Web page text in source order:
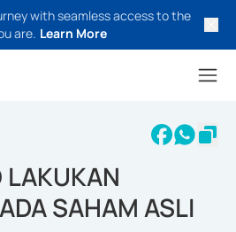
with seamless access to the
are. Learn More
SAHAM ASLI